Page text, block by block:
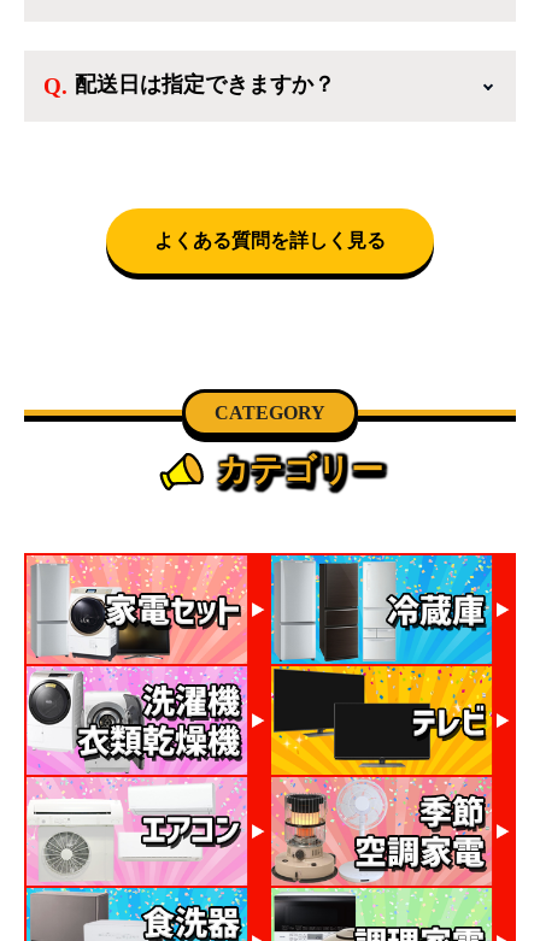
京・埼玉・神奈川・千葉)において自社配送を選
配送日は指定できますか？
合、弊社よりお電話にて日時決定に関するご連
絡をさせて頂きます。
よくある質問を詳しく見る
CATEGORY
カテゴリー